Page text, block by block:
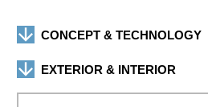
CONCEPT & TECHNOLOGY
EXTERIOR & INTERIOR